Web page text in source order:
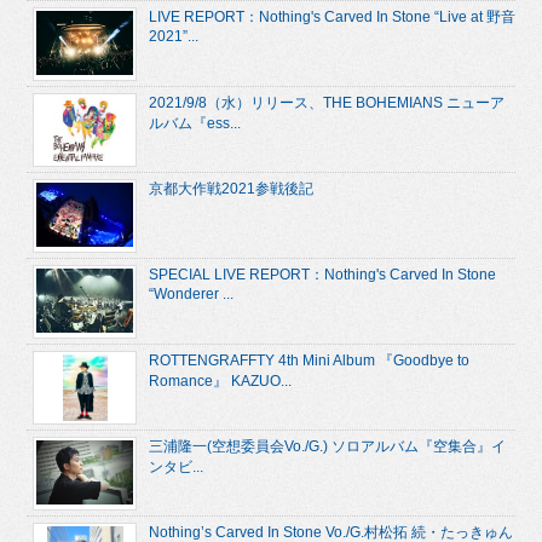
LIVE REPORT：Nothing's Carved In Stone “Live at 野音
2021”...
2021/9/8（水）リリース、THE BOHEMIANS ニューア
ルバム『ess...
京都大作戦2021参戦後記
SPECIAL LIVE REPORT：Nothing's Carved In Stone
“Wonderer ...
ROTTENGRAFFTY 4th Mini Album 『Goodbye to
Romance』 KAZUO...
三浦隆一(空想委員会Vo./G.) ソロアルバム『空集合』イ
ンタビ...
Nothing’s Carved In Stone Vo./G.村松拓 続・たっきゅん